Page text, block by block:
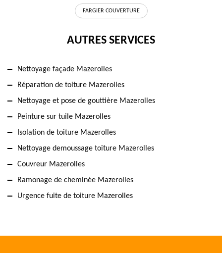
FARGIER COUVERTURE
AUTRES SERVICES
Nettoyage façade Mazerolles
Réparation de toiture Mazerolles
Nettoyage et pose de gouttière Mazerolles
Peinture sur tuile Mazerolles
Isolation de toiture Mazerolles
Nettoyage demoussage toiture Mazerolles
Couvreur Mazerolles
Ramonage de cheminée Mazerolles
Urgence fuite de toiture Mazerolles